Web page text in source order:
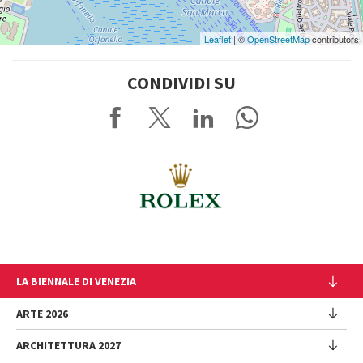
Leaflet| ©OpenStreetMapcontributors
CONDIVIDI SU
LA BIENNALE DI VENEZIA
L'Istituzione
Cariche istituzionali
Storia
ARTE 2026
Esposizione
ARCHITETTURA 2027